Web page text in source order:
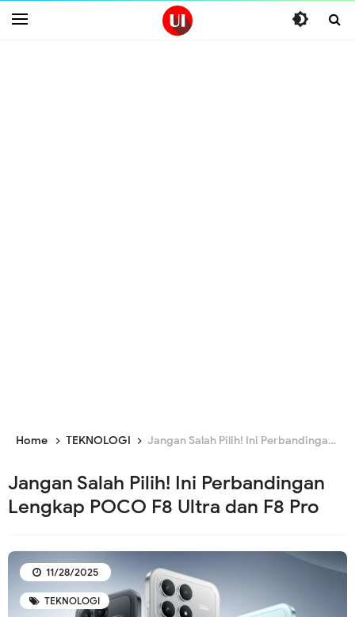
Home TEKNOLOGI Jangan Salah Pilih! Ini Perbandingan Lengkap POCO F8 Ultra dan F8 Pro
Jangan Salah Pilih! Ini Perbandingan
Lengkap POCO F8 Ultra dan F8 Pro
TEKNOLOGI
11/28/2025